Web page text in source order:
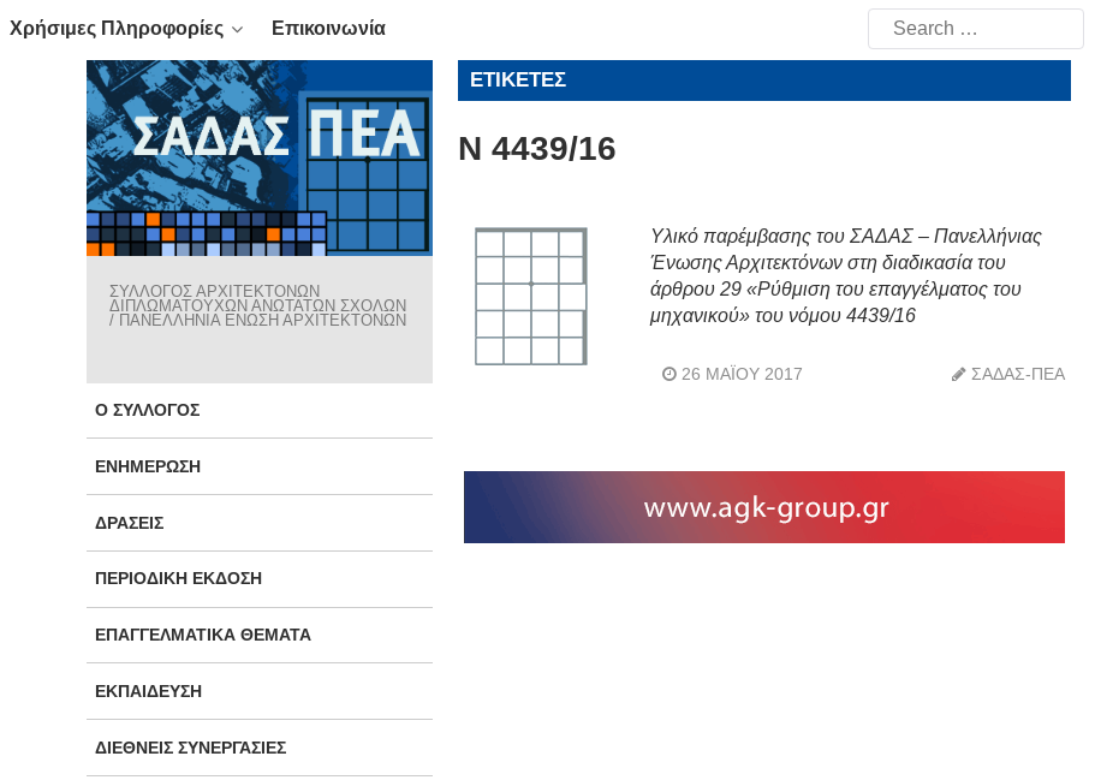
Χρήσιμες Πληροφορίες Επικοινωνία
Search
for:
ΣΥΛΛΟΓΟΣ ΑΡΧΙΤΕΚΤΟΝΩΝ
ΔΙΠΛΩΜΑΤΟΥΧΩΝ ΑΝΩΤΑΤΩΝ ΣΧΟΛΩΝ
/ ΠΑΝΕΛΛΗΝΙΑ ΕΝΩΣΗ ΑΡΧΙΤΕΚΤΟΝΩΝ
Ο ΣΎΛΛΟΓΟΣ
ΕΝΗΜΈΡΩΣΗ
ΔΡΆΣΕΙΣ
ΠΕΡΙΟΔΙΚΉ ΈΚΔΟΣΗ
ΕΠΑΓΓΕΛΜΑΤΙΚΆ ΘΈΜΑΤΑ
ΕΚΠΑΊΔΕΥΣΗ
ΔΙΕΘΝΕΊΣ ΣΥΝΕΡΓΑΣΊΕΣ
ΕΤΙΚΈΤΕΣ
Ν 4439/16
Yλικό παρέμβασης του ΣΑΔΑΣ – Πανελλήνιας
Ένωσης Αρχιτεκτόνων στη διαδικασία του
άρθρου 29 «Ρύθμιση του επαγγέλματος του
μηχανικού» του νόμου 4439/16
26 ΜΑΪ́ΟΥ 2017 ΣΑΔΑΣ-ΠΕΑ